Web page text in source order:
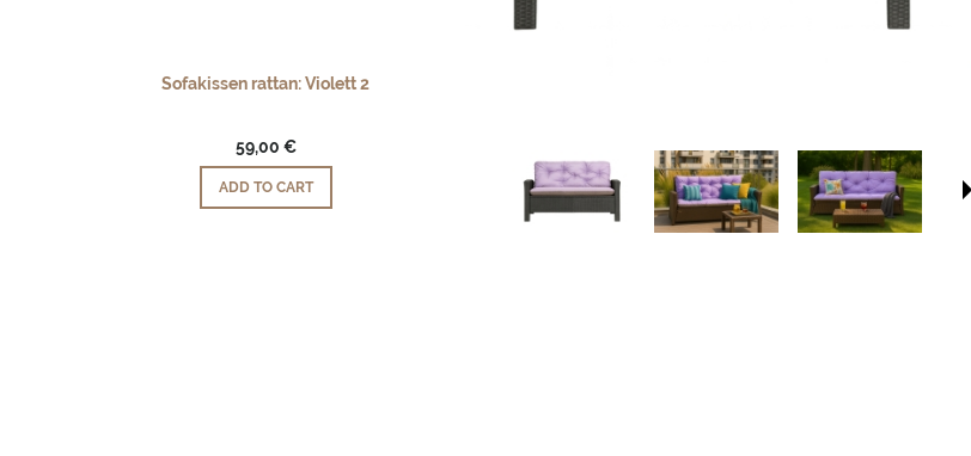
Sofakissen rattan: Violett 2
59,00 €
ADD TO CART